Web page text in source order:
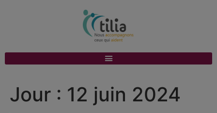
Jour : 12 juin 2024